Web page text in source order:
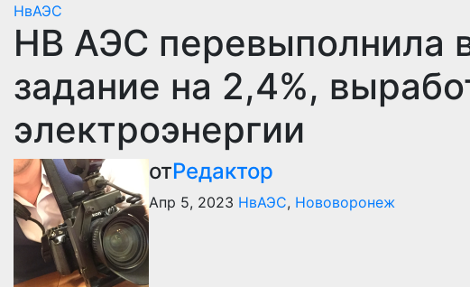
НвАЭС
НВ АЭС перевыполнила
задание на 2,4%,
электроэнергии
отРедактор
Апр 5, 2023 НвАЭС, Нововоронеж